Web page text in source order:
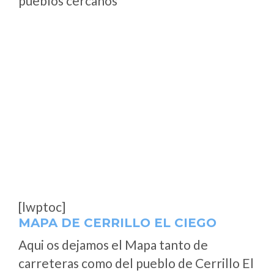
[lwptoc]
MAPA DE CERRILLO EL CIEGO
Aqui os dejamos el Mapa tanto de
carreteras como del pueblo de Cerrillo El